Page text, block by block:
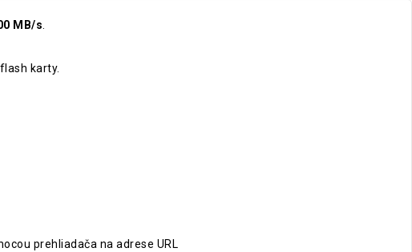
MB/s
karty.
prehliadača na adrese URL